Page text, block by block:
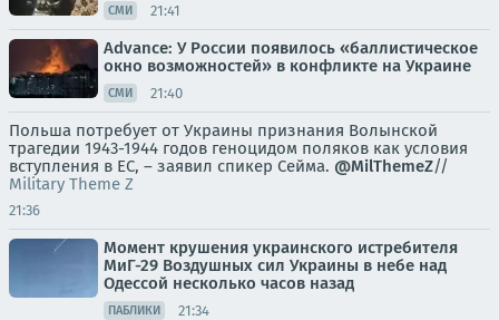
СМИ 21:41
Advance: У России появилось «баллистическое
окно возможностей» в конфликте на Украине
СМИ 21:40
Польша потребует от Украины признания Волынской
трагедии 1943-1944 годов геноцидом поляков как условия
вступления в ЕС, – заявил спикер Сейма. @MilThemeZ//
Military Theme Z
21:36
Момент крушения украинского истребителя
МиГ-29 Воздушных сил Украины в небе над
Одессой несколько часов назад
ПАБЛИКИ 21:34